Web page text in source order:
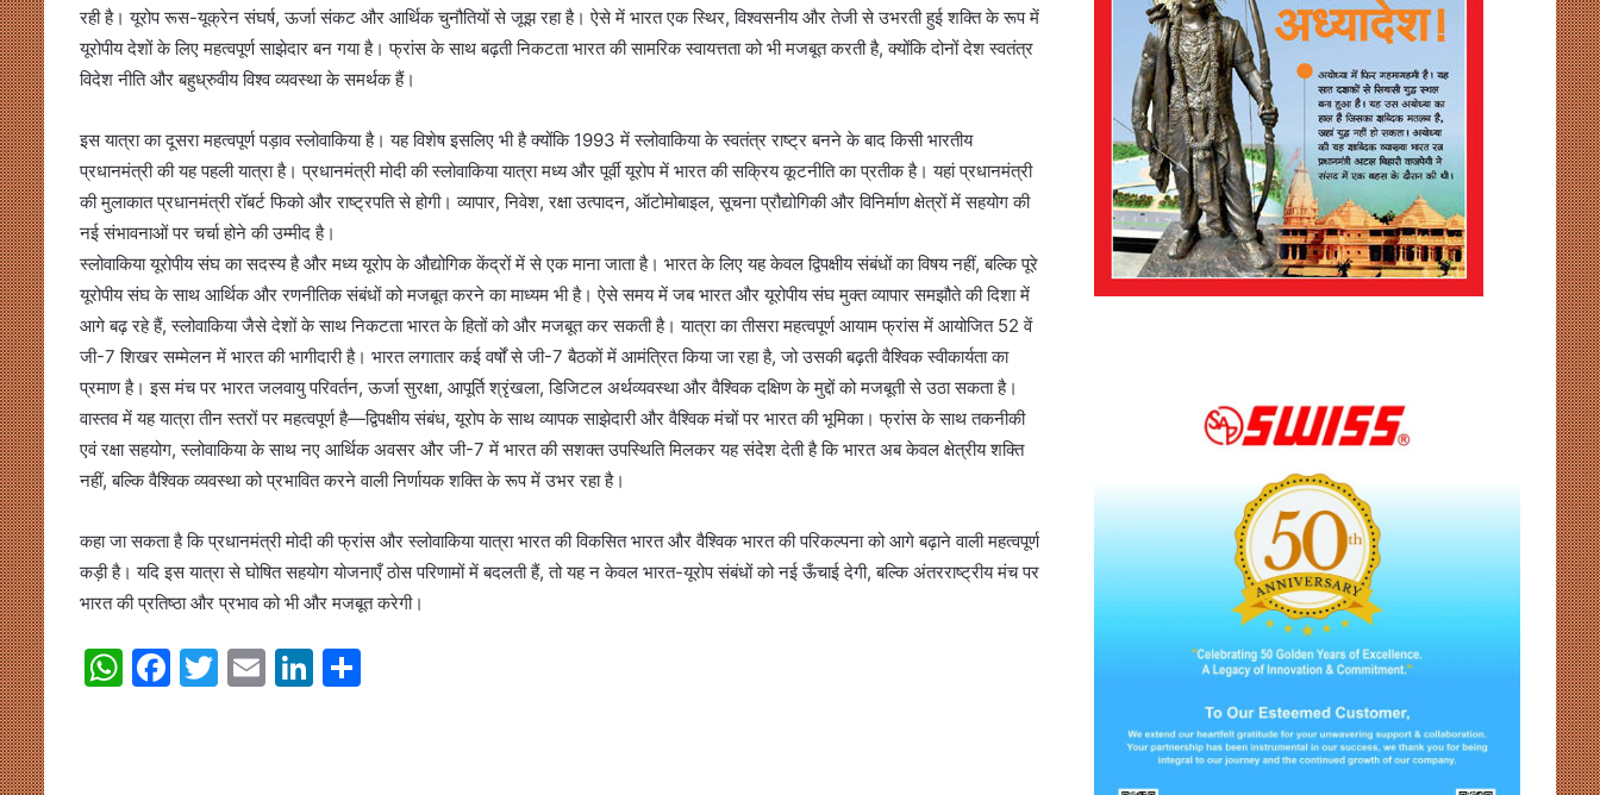
रही है। यूरोप रूस-यूक्रेन संघर्ष, ऊर्जा संकट और आर्थिक चुनौतियों से जूझ रहा है। ऐसे में भारत एक स्थिर, विश्वसनीय और तेजी से उभरती हुई शक्ति के रूप में
यूरोपीय देशों के लिए महत्वपूर्ण साझेदार बन गया है। फ्रांस के साथ बढ़ती निकटता भारत की सामरिक स्वायत्तता को भी मजबूत करती है, क्योंकि दोनों देश स्वतंत्र
विदेश नीति और बहुध्रुवीय विश्व व्यवस्था के समर्थक हैं।
इस यात्रा का दूसरा महत्वपूर्ण पड़ाव स्लोवाकिया है। यह विशेष इसलिए भी है क्योंकि 1993 में स्लोवाकिया के स्वतंत्र राष्ट्र बनने के बाद किसी भारतीय
प्रधानमंत्री की यह पहली यात्रा है। प्रधानमंत्री मोदी की स्लोवाकिया यात्रा मध्य और पूर्वी यूरोप में भारत की सक्रिय कूटनीति का प्रतीक है। यहां प्रधानमंत्री
की मुलाकात प्रधानमंत्री रॉबर्ट फिको और राष्ट्रपति से होगी। व्यापार, निवेश, रक्षा उत्पादन, ऑटोमोबाइल, सूचना प्रौद्योगिकी और विनिर्माण क्षेत्रों में सहयोग की
नई संभावनाओं पर चर्चा होने की उम्मीद है।
स्लोवाकिया यूरोपीय संघ का सदस्य है और मध्य यूरोप के औद्योगिक केंद्रों में से एक माना जाता है। भारत के लिए यह केवल द्विपक्षीय संबंधों का विषय नहीं, बल्कि पूरे
यूरोपीय संघ के साथ आर्थिक और रणनीतिक संबंधों को मजबूत करने का माध्यम भी है। ऐसे समय में जब भारत और यूरोपीय संघ मुक्त व्यापार समझौते की दिशा में
आगे बढ़ रहे हैं, स्लोवाकिया जैसे देशों के साथ निकटता भारत के हितों को और मजबूत कर सकती है। यात्रा का तीसरा महत्वपूर्ण आयाम फ्रांस में आयोजित 52 वें
जी-7 शिखर सम्मेलन में भारत की भागीदारी है। भारत लगातार कई वर्षों से जी-7 बैठकों में आमंत्रित किया जा रहा है, जो उसकी बढ़ती वैश्विक स्वीकार्यता का
प्रमाण है। इस मंच पर भारत जलवायु परिवर्तन, ऊर्जा सुरक्षा, आपूर्ति श्रृंखला, डिजिटल अर्थव्यवस्था और वैश्विक दक्षिण के मुद्दों को मजबूती से उठा सकता है।
वास्तव में यह यात्रा तीन स्तरों पर महत्वपूर्ण है—द्विपक्षीय संबंध, यूरोप के साथ व्यापक साझेदारी और वैश्विक मंचों पर भारत की भूमिका। फ्रांस के साथ तकनीकी
एवं रक्षा सहयोग, स्लोवाकिया के साथ नए आर्थिक अवसर और जी-7 में भारत की सशक्त उपस्थिति मिलकर यह संदेश देती है कि भारत अब केवल क्षेत्रीय शक्ति
नहीं, बल्कि वैश्विक व्यवस्था को प्रभावित करने वाली निर्णायक शक्ति के रूप में उभर रहा है।
कहा जा सकता है कि प्रधानमंत्री मोदी की फ्रांस और स्लोवाकिया यात्रा भारत की विकसित भारत और वैश्विक भारत की परिकल्पना को आगे बढ़ाने वाली महत्वपूर्ण
कड़ी है। यदि इस यात्रा से घोषित सहयोग योजनाएँ ठोस परिणामों में बदलती हैं, तो यह न केवल भारत-यूरोप संबंधों को नई ऊँचाई देगी, बल्कि अंतरराष्ट्रीय मंच पर
भारत की प्रतिष्ठा और प्रभाव को भी और मजबूत करेगी।
W F
T
E
Li